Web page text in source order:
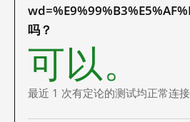
吗？
可以。
最近 1 次有定论的测试均正常连接